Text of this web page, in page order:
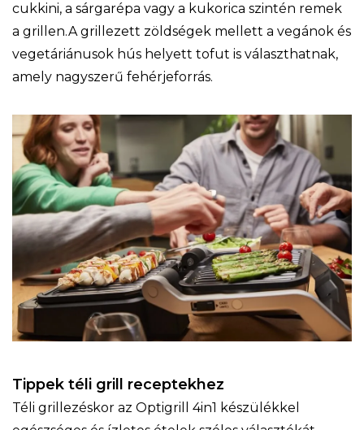
cukkini, a sárgarépa vagy a kukorica szintén remek
a grillen.A grillezett zöldségek mellett a vegánok és
vegetáriánusok hús helyett tofut is választhatnak,
amely nagyszerű fehérjeforrás.
Tippek téli grill receptekhez
Téli grillezéskor az Optigrill 4in1 készülékkel